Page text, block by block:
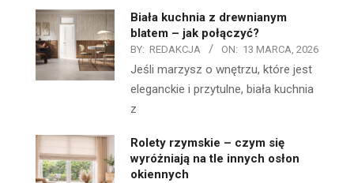
Biała kuchnia z drewnianym
blatem – jak połączyć?
BY: REDAKCJA ON: 13 MARCA, 2026
Jeśli marzysz o wnętrzu, które jest
eleganckie i przytulne, biała kuchnia
z
Rolety rzymskie – czym się
wyróżniają na tle innych osłon
okiennych